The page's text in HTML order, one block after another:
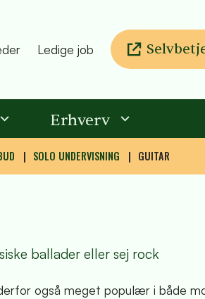
Ledige job
Erhverv
SOLO UNDERVISNING GUITAR
ballader eller sej rock
også meget populær i både